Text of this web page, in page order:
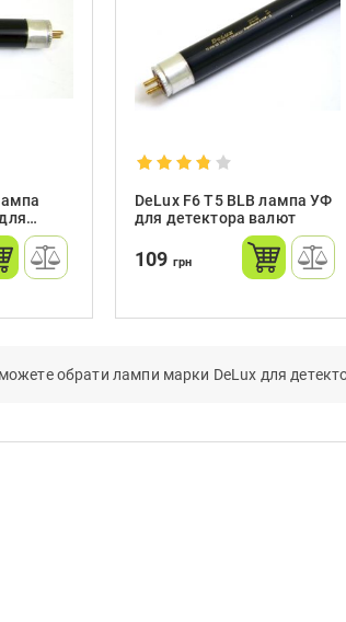
DeLux F6 T5 BLB лампа УФ
для детектора валют
109 грн
можете обрати лампи марки DeLux для